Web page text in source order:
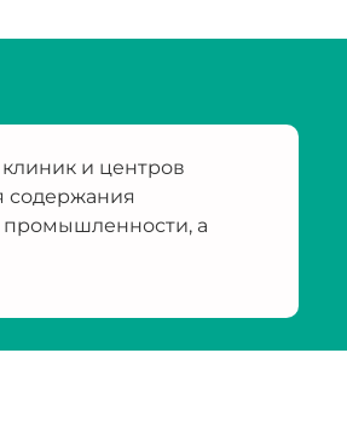
и центров
содержания
промышленности, а